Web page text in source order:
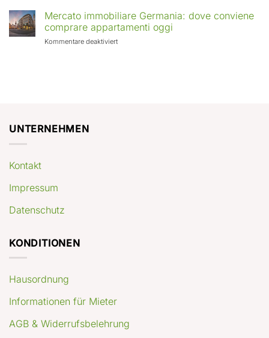
in
crescita
rendimenti
casa
a
Berlino
con
Mercato immobiliare Germania: dove conviene
comprare appartamenti oggi
Kommentare deaktiviertfür
UNTERNEHMEN
Kontakt
Impressum
Datenschutz
KONDITIONEN
Hausordnung
Informationen für Mieter
AGB & Widerrufsbelehrung